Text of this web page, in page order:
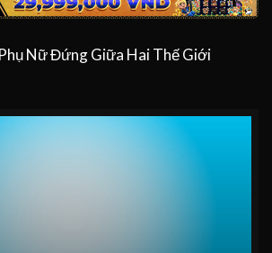
Nữ Đứng Giữa Hai Thế Giới